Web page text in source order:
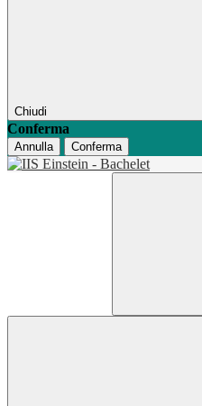
Chiudi
Conferma
Annulla Conferma